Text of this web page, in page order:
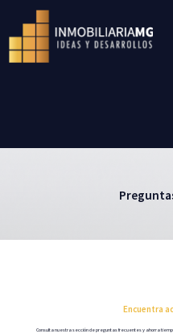
Encuentra
Consulta nuestra sección de preguntas frecuentes y ahorra